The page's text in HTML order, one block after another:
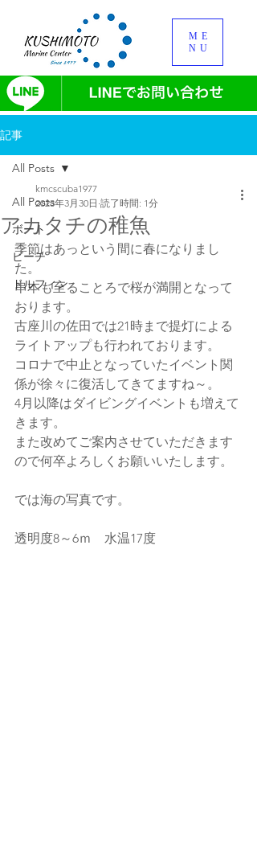
ME
NU
記事
All Posts
ボート
ビーチ
ドルフィン
All Posts
アカタチの稚魚
kmcscuba1977
2023年3月30日 読了時間: 1分
季節はあっという間に春になりまし
た。
串本も至ることろで桜が満開となって
おります。
古座川の佐田では21時まで提灯による
ライトアップも行われております。
コロナで中止となっていたイベント関
係が徐々に復活してきてますね～。
4月以降はダイビングイベントも増えて
きます。
また改めてご案内させていただきます
ので何卒よろしくお願いいたします。
では海の写真です。
透明度8～6ｍ　水温17度